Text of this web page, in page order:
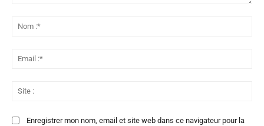
Enregistrer mon nom, email et site web dans ce navigateur pour la